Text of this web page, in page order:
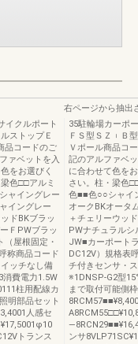
イクルポート
ストップＥ
品コードのご
ァベットを入
をお選びく
色□□アルミ
ャイングレー
イングレー
ドBKブラッ
ＦPWブラッ
屋根固定・
称商品コード
ッチなし備
消費電力1.5W
柱用配線カ
明部品セット
人感セ
トランス
右ページから抽出
35駐輪場カーポ
ＦＳ型ＳＺ︲Ｂ
Ｖポール商品コ
記のアルファベ
に合わせて色を
さい。柱・梁色
色■■色○○シャイ
オークBKオータ
＋チェリーウッ
PWナチュラル
JW■カーポート
DC12V）規格表
チ付きセンサ・
※1DNSP-G2型
まで取付可能側
ンサ